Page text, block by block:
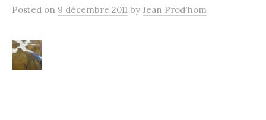
Posted on 9 décembre 2011 by Jean Prod'hom